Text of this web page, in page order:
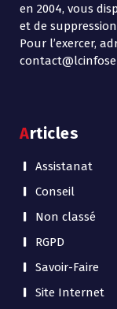
en 2004, vous
et de
Pour l’exercer,
Articles
Assistanat
Conseil
Non classé
RGPD
Savoir-Faire
Site Internet